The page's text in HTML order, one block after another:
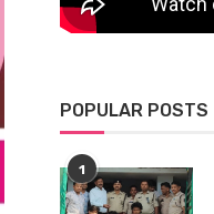
POPULAR POSTS
1